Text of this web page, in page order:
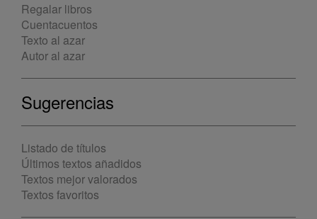
Regalar libros
Cuentacuentos
Texto al azar
Autor al azar
Sugerencias
Listado de títulos
Últimos textos añadidos
Textos mejor valorados
Textos favoritos